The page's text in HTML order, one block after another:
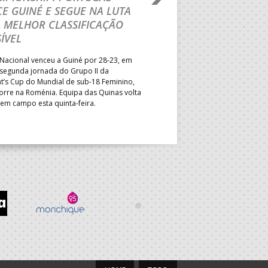
GUINÉ E SEGUE NA LUTA
MELHOR CLASSIFICAÇÃO
venceu a Guiné por 28-23, em
jornada do Grupo II da
Cup do Mundial de sub-18 Feminino,
na Roménia. Equipa das Quinas volta
campo esta quinta-feira.
MAIN ROUND
Segunda parte dominada
derrota portuguesa por 35-
Grupo II da Main Round do
Masculino, em Belgrado.
a entrar em campo esta
horas.